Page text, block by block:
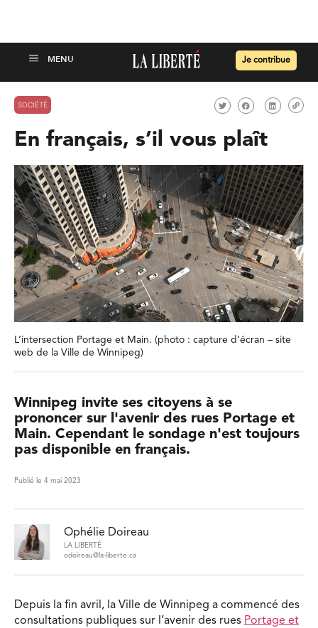
Je contribue
SOCIÉTÉ
En français, s’il vous plaît
L’intersection Portage et Main. (photo : capture d’écran – site
web de la Ville de Winnipeg)
Winnipeg invite ses citoyens à se
prononcer sur l'avenir des rues Portage et
Main. Cependant le sondage n'est toujours
pas disponible en français.
Publié le 4 mai 2023
Ophélie Doireau
LA LIBERTÉ
odoireau@la-liberte.ca
Depuis la fin avril, la Ville de Winnipeg a commencé des
consultations publiques sur l’avenir des rues Portage et